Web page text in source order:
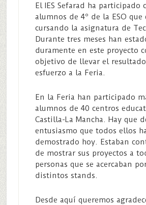
El IES Sefarad ha participado
alumnos de 4º de la ESO que
cursando la asignatura de
Durante tres meses han
duramente en este proyecto
objetivo de llevar el
esfuerzo a la Feria.
En la Feria han participado
alumnos de 40 centros
Castilla-La Mancha. Hay que
entusiasmo que todos ellos
demostrado hoy. Estaban
de mostrar sus proyectos a
personas que se acercaban
distintos stands.
Desde aquí queremos